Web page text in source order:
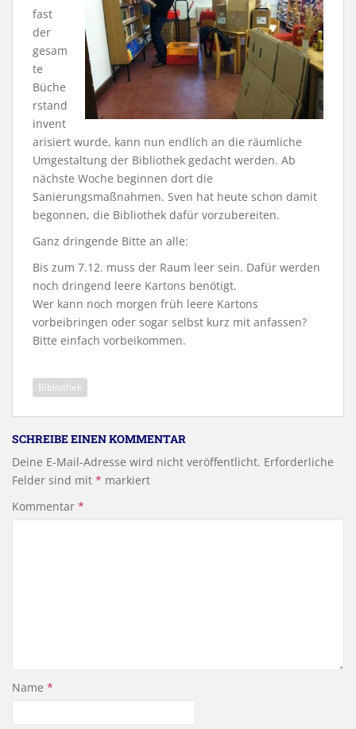
fast
der
gesam
te
Büche
rstand
invent
arisiert wurde, kann nun endlich an die räumliche
Umgestaltung der Bibliothek gedacht werden. Ab
nächste Woche beginnen dort die
Sanierungsmaßnahmen. Sven hat heute schon damit
begonnen, die Bibliothek dafür vorzubereiten.
Ganz dringende Bitte an alle:
Bis zum 7.12. muss der Raum leer sein. Dafür werden
noch dringend leere Kartons benötigt.
Wer kann noch morgen früh leere Kartons
vorbeibringen oder sogar selbst kurz mit anfassen?
Bitte einfach vorbeikommen.
Bibliothek
SCHREIBE EINEN KOMMENTAR
Deine E-Mail-Adresse wird nicht veröffentlicht. Erforderliche
Felder sind mit * markiert
Kommentar *
Name *